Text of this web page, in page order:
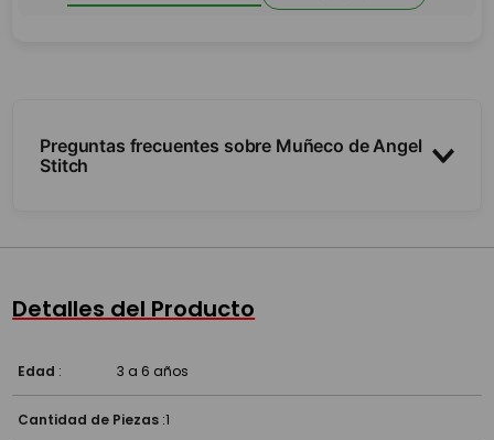
Preguntas frecuentes sobre Muñeco de Angel
Stitch
¿A partir de qué edad es?
Detalles del Producto
Edad : 3 a 6 años
Cantidad de Piezas :1